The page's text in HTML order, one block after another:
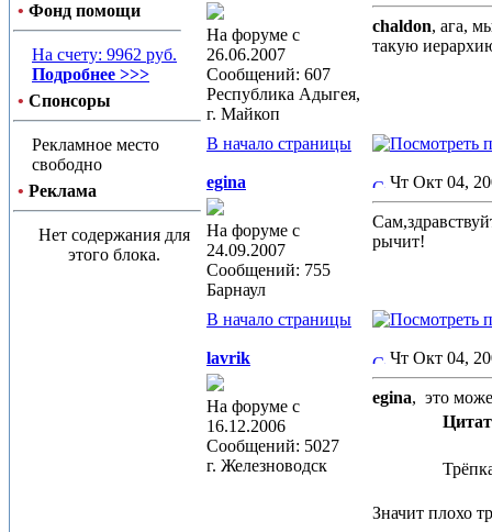
• Фонд помощи
На счету: 9962 руб.
Подробнее >>>
• Спонсоры
Рекламное место
свободно
• Реклама
Нет содержания для
этого блока.
На форуме с
26.06.2007
Сообщений: 607
Республика Адыгея,
г. Майкоп
chaldon, ага,
такую
В начало страницы
egina
На форуме с
24.09.2007
Сообщений: 755
Барнаул
Чт Окт 04,
рычит!
В начало страницы
lavrik
На форуме с
16.12.2006
Сообщений: 5027
г. Железноводск
Чт Окт 04,
egina, это
Значит плохо